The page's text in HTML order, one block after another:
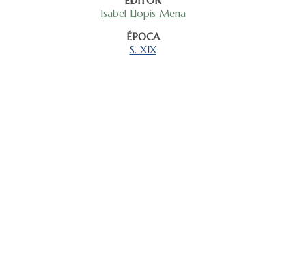
Isabel Llopis Mena
ÉPOCA
S. XIX